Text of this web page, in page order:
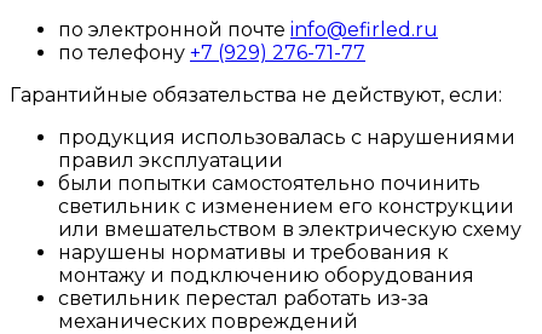
по электронной почте info@efirled.ru
по телефону +7 (929) 276-71-77
Гарантийные обязательства не действуют, если:
продукция использовалась с нарушениями
правил эксплуатации
были попытки самостоятельно починить
светильник с изменением его конструкции
или вмешательством в электрическую схему
нарушены нормативы и требования к
монтажу и подключению оборудования
светильник перестал работать из-за
механических повреждений